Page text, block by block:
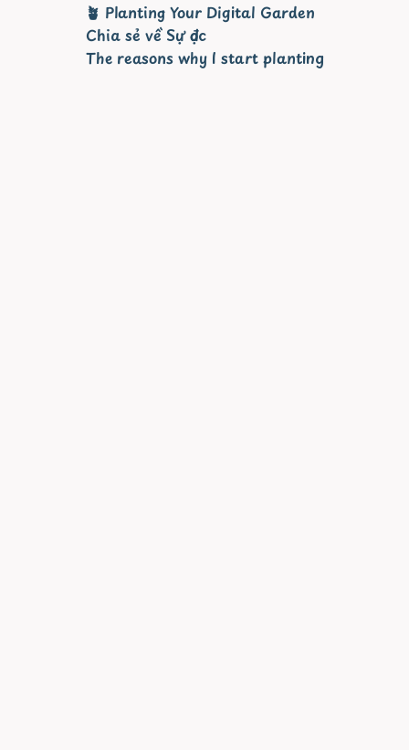
🪴 Planting Your Digital Garden
Chia sẻ về Sự đọc
The reasons why I start planting